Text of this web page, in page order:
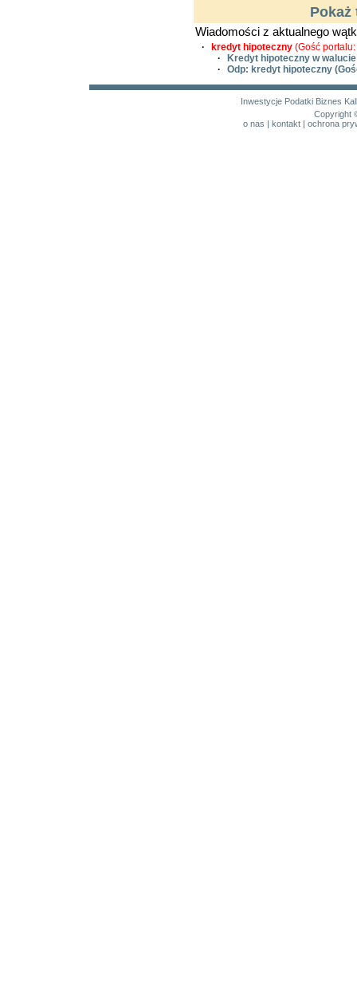
Wiadomości z aktualnego
· kredyt hipoteczny (Gość
·
Kredyt hipoteczny w
·
Odp: kredyt hipoteczny
Inwestycje Podatki Biznes
Copyright
o nas | kontakt| ochrona